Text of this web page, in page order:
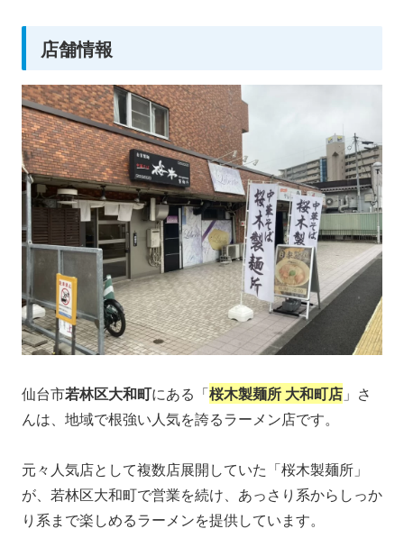
店舗情報
仙台市若林区大和町にある「桜木製麺所 大和町店 」さ
んは、地域で根強い人気を誇るラーメン店です。
元々人気店として複数店展開していた「桜木製麺所」
が、若林区大和町で営業を続け、あっさり系からしっか
り系まで楽しめるラーメンを提供しています。